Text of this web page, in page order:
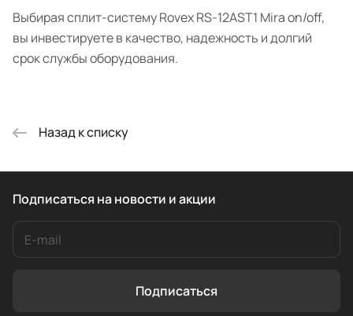
Выбирая сплит-систему Rovex RS-12AST1 Mira on/off,
вы инвестируете в качество, надежность и долгий
срок службы оборудования.
Назад к списку
Подписаться на новости и акции
Подписаться